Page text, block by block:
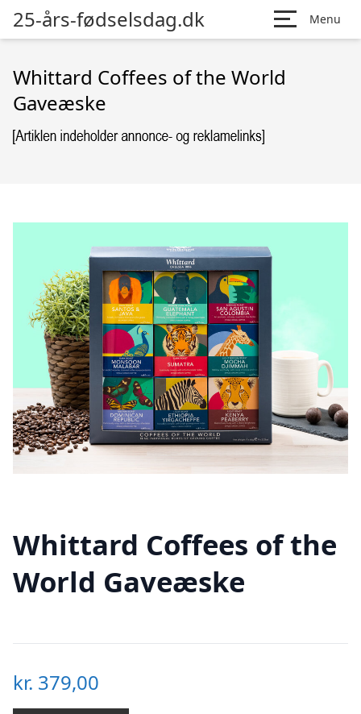
25-års-fødselsdag.dk Menu
Whittard Coffees of the World
Gaveæske
Whittard Coffees of the
World Gaveæske
kr. 379,00